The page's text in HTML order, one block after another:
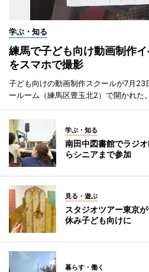
学ぶ・知る
練馬で子ども向け動画制作
をスマホで撮影
子ども向けの動画制作スクールが7月23
ールーム（練馬区豊玉北2）で開かれた。
学ぶ・知る
南田中図書館でラジ
らシニアまで参加
見る・遊ぶ
スタジオツアー東京
休み子ども向けに
暮らす・働く